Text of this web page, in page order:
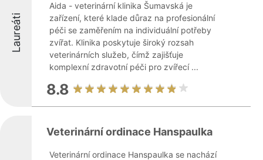
Laureáti
Aida - veterinární klinika Šumavská je
zařízení, které klade důraz na profesionální
péči se zaměřením na individuální potřeby
zvířat. Klinika poskytuje široký rozsah
veterinárních služeb, čímž zajišťuje
komplexní zdravotní péči pro zvířecí ...
8.8
Veterinární ordinace Hanspaulka
Veterinární ordinace Hanspaulka se nachází